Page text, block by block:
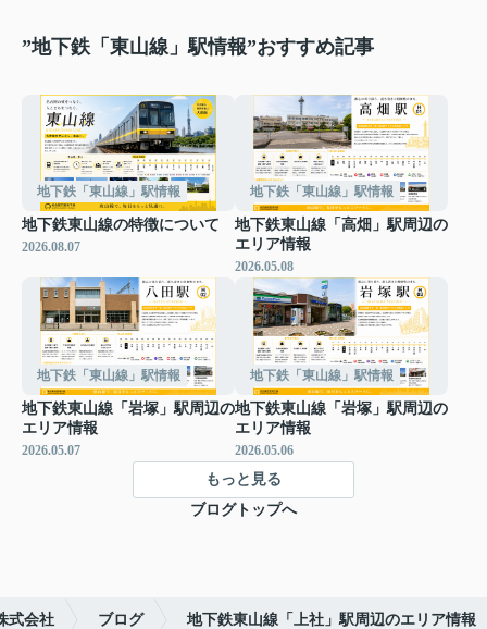
”地下鉄「東山線」駅情報”おすすめ記事
地下鉄「東山線」駅情報
地下鉄東山線の特徴について
2026.08.07
地下鉄「東山線」駅情報
地下鉄東山線「高畑」駅周辺の
エリア情報
2026.05.08
地下鉄「東山線」駅情報
地下鉄東山線「岩塚」駅周辺の
エリア情報
2026.05.07
地下鉄「東山線」駅情報
地下鉄東山線「岩塚」駅周辺の
エリア情報
2026.05.06
もっと見る
ブログトップへ
式会社 ブログ 地下鉄東山線「上社」駅周辺のエリア情報